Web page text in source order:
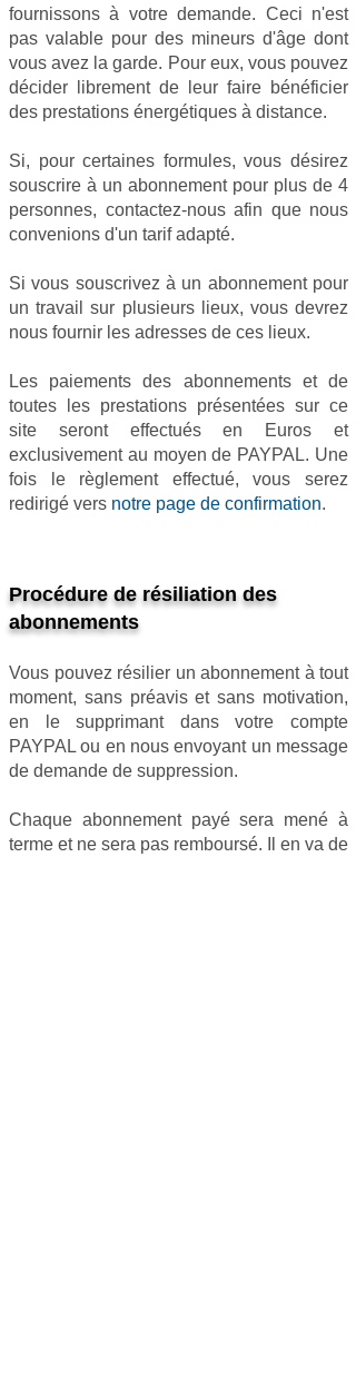
fournissons à votre demande. Ceci n'est
pas valable pour des mineurs d'âge dont
vous avez la garde. Pour eux, vous pouvez
décider librement de leur faire bénéficier
des prestations énergétiques à distance.
Si, pour certaines formules, vous désirez
souscrire à un abonnement pour plus de 4
personnes, contactez-nous afin que nous
convenions d'un tarif adapté.
Si vous souscrivez à un abonnement pour
un travail sur plusieurs lieux, vous devrez
nous fournir les adresses de ces lieux.
Les paiements des abonnements et de
toutes les prestations présentées sur ce
site seront effectués en Euros et
exclusivement au moyen de PAYPAL. Une
fois le règlement effectué, vous serez
redirigé vers notre page de confirmation.
Procédure de résiliation des
abonnements
Vous pouvez résilier un abonnement à tout
moment, sans préavis et sans motivation,
en le supprimant dans votre compte
PAYPAL ou en nous envoyant un message
de demande de suppression.
Chaque abonnement payé sera mené à
terme et ne sera pas remboursé. Il en va de